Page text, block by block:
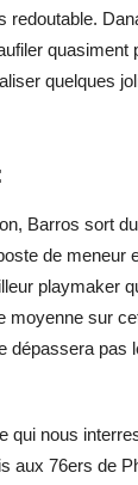
redoutable.
quasiment
quelques
Barros sort
de meneur
playmaker
moyenne sur
dépassera pas
qui nous
aux 76ers de